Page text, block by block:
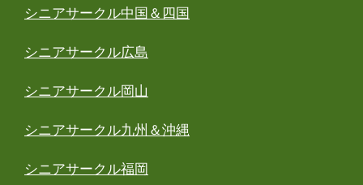
シニアサークル中国＆四国
シニアサークル広島
シニアサークル岡山
シニアサークル九州＆沖縄
シニアサークル福岡